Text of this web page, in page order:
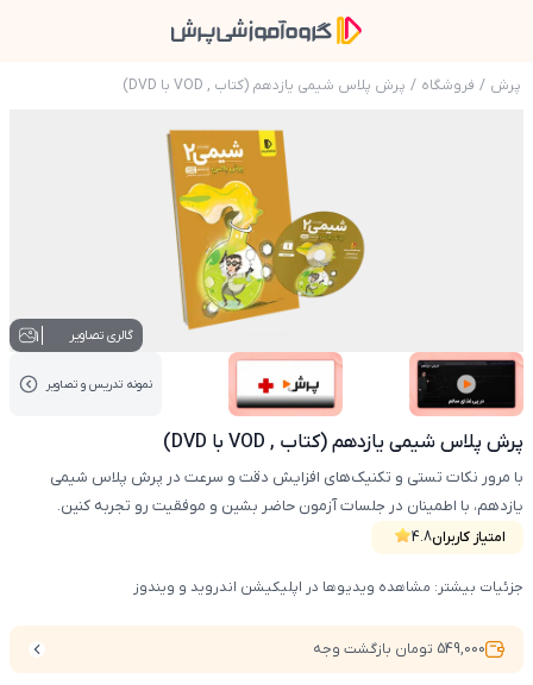
پرش / فروشگاه / پرش پلاس شیمی یازدهم (کتاب , VOD با DVD)
عکس محصول پرش پلاس شیمی یازدهم (کتاب , VOD با DVD)
گالری تصاویر 1
عکس کاور نمونه تدریس عکس کاور نمونه تدریس
نمونه تدریس‌ و تصاویر
پرش پلاس شیمی یازدهم (کتاب , VOD با DVD)
امتیاز کاربران4.8
با مرور نکات تستی و تکنیک‌های افزایش دقت و سرعت در پرش پلاس شیمی
یازدهم، با اطمینان در جلسات آزمون حاضر بشین و موفقیت رو تجربه کنین.
جزئیات بیشتر: مشاهده ویدیوها در اپلیکیشن اندروید و ویندوز
549,000 تومان بازگشت وجه